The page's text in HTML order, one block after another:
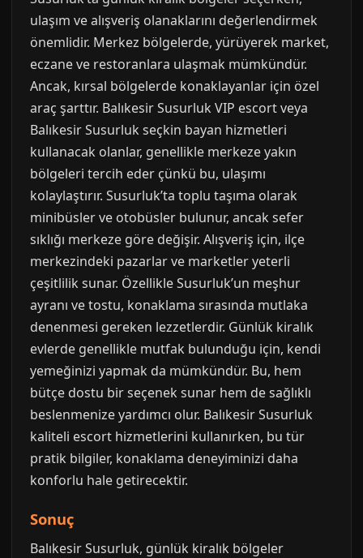
ulaşım ve alışveriş olanaklarını değerlendirmek
önemlidir. Merkez bölgelerde, yürüyerek market,
eczane ve restoranlara ulaşmak mümkündür.
Ancak, kırsal bölgelerde konaklayanlar için özel
araç şarttır. Balıkesir Susurluk VIP escort veya
Balıkesir Susurluk seçkin bayan hizmetleri
kullanacak olanlar, genellikle merkeze yakın
bölgeleri tercih eder çünkü bu, ulaşımı
kolaylaştırır. Susurluk’ta toplu taşıma olarak
minibüsler ve otobüsler bulunur, ancak sefer
sıklığı merkeze göre değişir. Alışveriş için, ilçe
merkezindeki pazarlar ve marketler yeterli
çeşitlilik sunar. Özellikle Susurluk’un meşhur
ayranı ve tostu, konaklama sırasında mutlaka
denenmesi gereken lezzetlerdir. Günlük kiralık
evlerde genellikle mutfak bulunduğu için, kendi
yemeğinizi yapmak da mümkündür. Bu, hem
bütçe dostu bir seçenek sunar hem de sağlıklı
beslenmenize yardımcı olur. Balıkesir Susurluk
kaliteli escort hizmetlerini kullanırken, bu tür
pratik bilgiler, konaklama deneyiminizi daha
konforlu hale getirecektir.
Sonuç
Balıkesir Susurluk, günlük kiralık bölgeler